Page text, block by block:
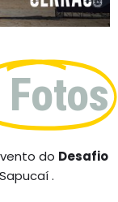
do Desafio
.